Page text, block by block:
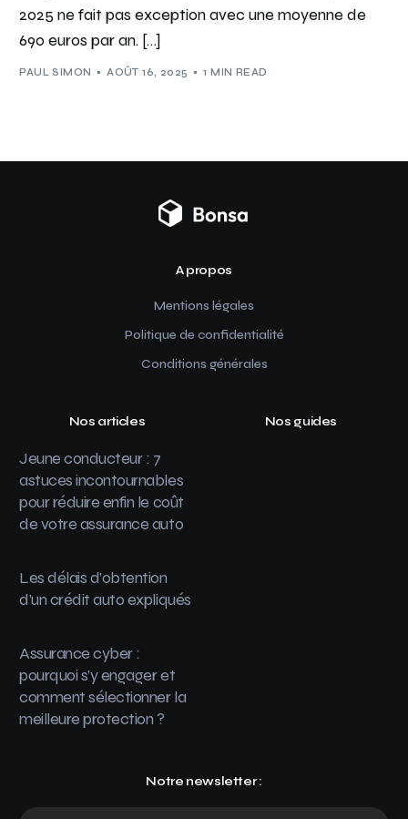
2025 ne fait pas exception avec une moyenne de
690 euros par an. […]
PAUL SIMON AOÛT 16, 2025 1 MIN READ
A propos
Mentions légales
Politique de confidentialité
Conditions générales
Nos articles
Jeune conducteur : 7
astuces incontournables
pour réduire enfin le coût
de votre assurance auto
Les délais d’obtention
d’un crédit auto expliqués
Assurance cyber :
pourquoi s’y engager et
comment sélectionner la
meilleure protection ?
Nos guides
Notre newsletter :